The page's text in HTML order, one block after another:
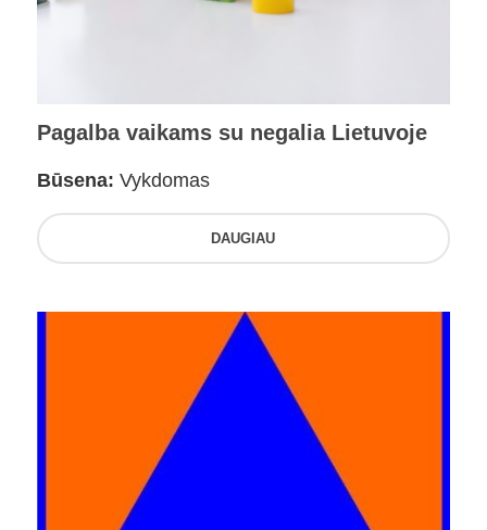
Pagalba vaikams su negalia Lietuvoje
Būsena: Vykdomas
DAUGIAU